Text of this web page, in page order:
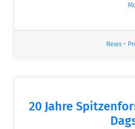
News•
20 Jahre